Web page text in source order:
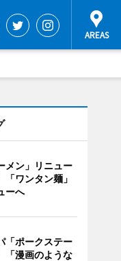
メン」リニュー
ワンタン麺」
ーへ
「ポークステー
漫画のような